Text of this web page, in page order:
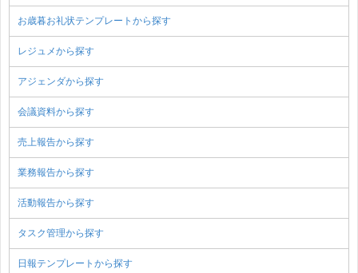
お歳暮お礼状テンプレートから探す
レジュメから探す
アジェンダから探す
会議資料から探す
売上報告から探す
業務報告から探す
活動報告から探す
タスク管理から探す
日報テンプレートから探す